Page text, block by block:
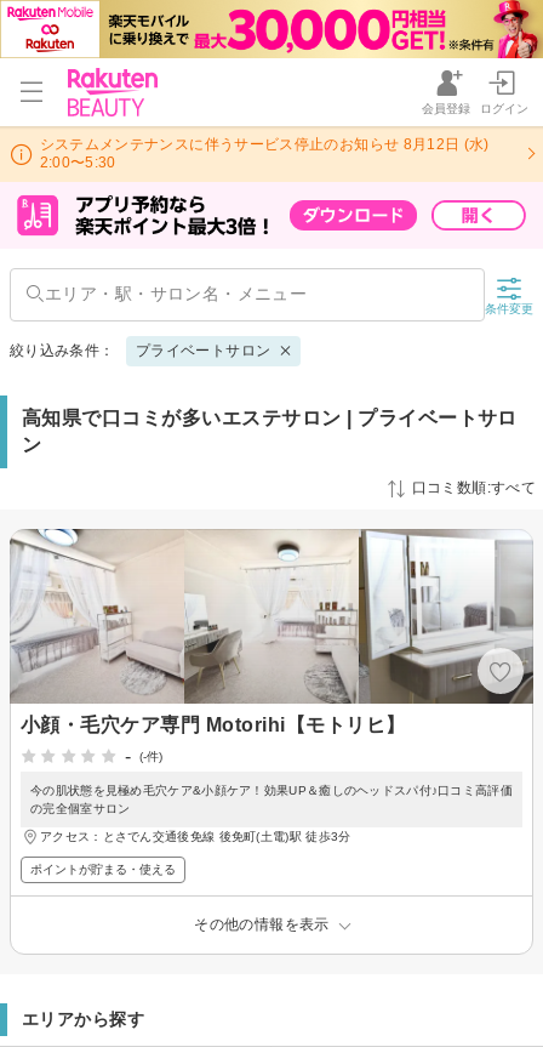
会員登録 ログイン
システムメンテナンスに伴うサービス停止のお知らせ 8月12日 (水)
2:00〜5:30
条件変更
絞り込み条件： プライベートサロン
高知県で口コミが多いエステサロン | プライベートサロ
ン
口コミ数順:すべて
小顔・毛穴ケア専門 Motorihi【モトリヒ】
-
(-件)
今の肌状態を見極め毛穴ケア&小顔ケア！効果UP＆癒しのヘッドスパ付♪口コミ高評価
の完全個室サロン
アクセス：とさでん交通後免線 後免町(土電)駅 徒歩3分
ポイントが貯まる・使える
その他の情報を表示
エリアから探す